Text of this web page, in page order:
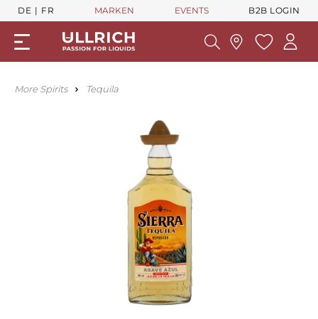
DE FR MARKEN EVENTS B2B LOGIN
More Spirits Tequila